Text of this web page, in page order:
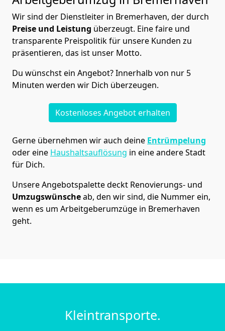
Wir sind der Dienstleiter in Bremer­haven, der durch
Preise und Leistung überzeugt. Eine faire und
transparente Preispolitik für unsere Kunden zu
präsentieren, das ist unser Motto.
Du wünschst ein Angebot? Innerhalb von nur 5
Minuten werden wir Dich überzeugen.
Kostenloses Angebot erhalten
Gerne übernehmen wir auch deine Entrümpelung
oder eine Haushaltsauflösung in eine andere Stadt
für Dich.
Unsere Angebotspalette deckt Renovierungs- und
Umzugswünscheab, den wir sind, die Nummer ein,
wenn es um Arbeitgeberumzüge in Bremer­haven
geht.
Kleintransporte.